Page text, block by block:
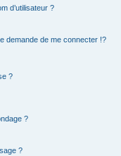
d’utilisateur ?
demande de me connecter !?
?
?
?